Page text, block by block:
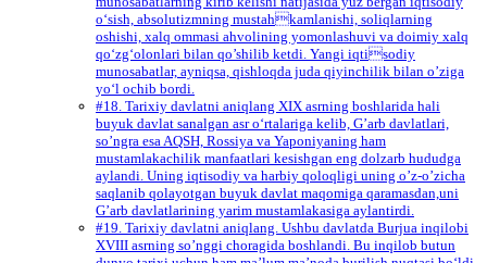
o‘sish, absolutizmning mustahkamlanishi, soliqlarning
oshishi, xalq ommasi ahvolining yomonlashuvi va doimiy xalq
qo‘zg‘olonlari bilan qo’shilib ketdi. Yangi iqtisodiy
munosabatlar, ayniqsa, qishloqda juda qiyinchilik bilan o’ziga
yo‘l ochib bordi.
#18. Tarixiy davlatni aniqlang XIX asrning boshlarida hali
buyuk davlat sanalgan asr o‘rtalariga kelib, G’arb davlatlari,
so’ngra esa AQSH, Rossiya va Yaponiyaning ham
mustamlakachilik manfaatlari kesishgan eng dolzarb hududga
aylandi. Uning iqtisodiy va harbiy qoloqligi uning o’z-o’zicha
saqlanib qolayotgan buyuk davlat maqomiga qaramasdan,uni
G’arb davlatlarining yarim mustamlakasiga aylantirdi.
#19. Tarixiy davlatni aniqlang. Ushbu davlatda Burjua inqilobi
XVIII asrning so’nggi choragida boshlandi. Bu inqilob butun